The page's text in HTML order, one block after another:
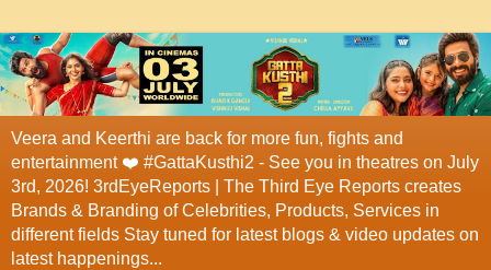
Veera and Keerthi are back for more fun, fights and
entertainment ❤️ #GattaKusthi2 - See you in theatres on July
3rd, 2026! 3rdEyeReports | The Third Eye Reports creates
Brands & Branding of Celebrities, Products, Services in
different fields Stay tuned for latest blogs & video updates on
latest happenings...